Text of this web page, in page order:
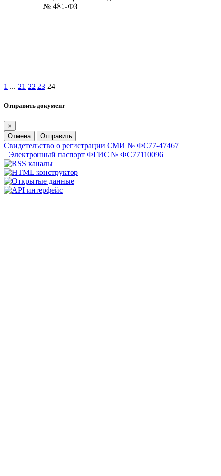
1 ... 21 22 23 24
Отправить документ
×
Отмена
Отправить
Свидетельство о регистрации СМИ № ФС77-47467
Электронный паспорт ФГИС № ФС77110096